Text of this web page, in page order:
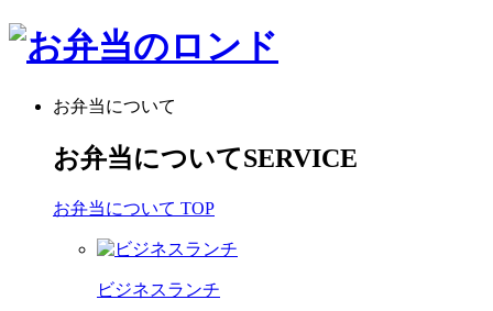
お弁当について
お弁当についてSERVICE
お弁当について TOP
ビジネスランチ